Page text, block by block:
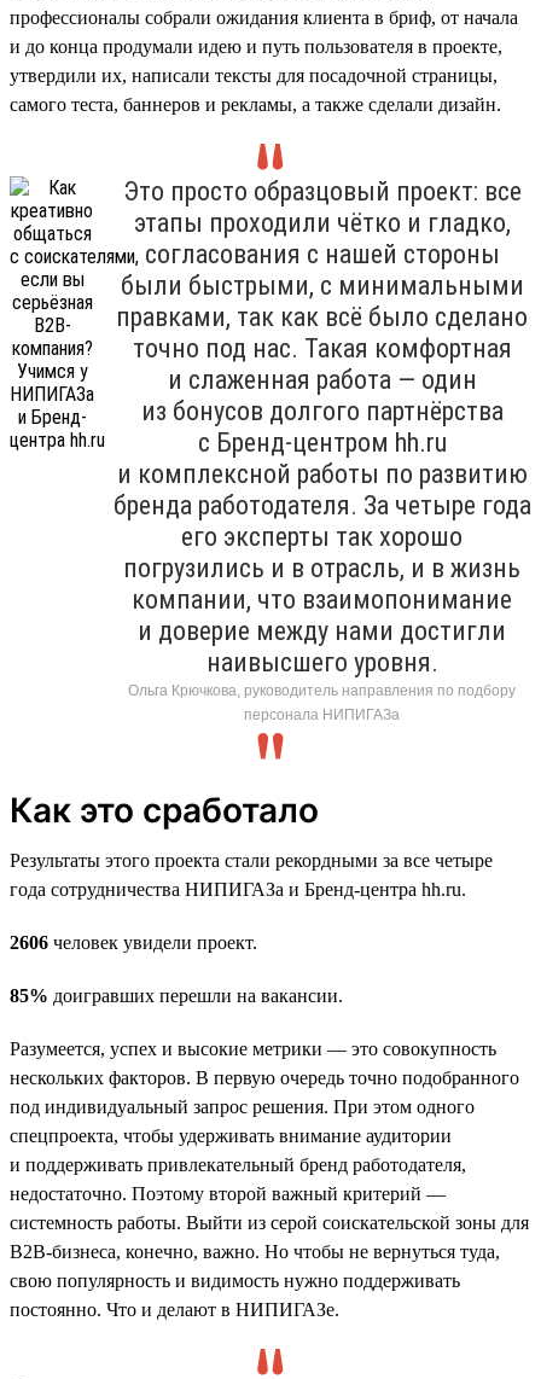
профессионалы собрали ожидания клиента в бриф, от начала
и до конца продумали идею и путь пользователя в проекте,
утвердили их, написали тексты для посадочной страницы,
самого теста, баннеров и рекламы, а также сделали дизайн.
Это просто образцовый проект: все
этапы проходили чётко и гладко,
согласования с нашей стороны
были быстрыми, с минимальными
правками, так как всё было сделано
точно под нас. Такая комфортная
и слаженная работа — один
из бонусов долгого партнёрства
с Бренд-центром hh.ru
и комплексной работы по развитию
бренда работодателя. За четыре года
его эксперты так хорошо
погрузились и в отрасль, и в жизнь
компании, что взаимопонимание
и доверие между нами достигли
наивысшего уровня.
Ольга Крючкова, руководитель направления по подбору
персонала НИПИГАЗа
Как это сработало
Результаты этого проекта стали рекордными за все четыре
года сотрудничества НИПИГАЗа и Бренд-центра hh.ru.
2606 человек увидели проект.
85% доигравших перешли на вакансии.
Разумеется, успех и высокие метрики — это совокупность
нескольких факторов. В первую очередь точно подобранного
под индивидуальный запрос решения. При этом одного
спецпроекта, чтобы удерживать внимание аудитории
и поддерживать привлекательный бренд работодателя,
недостаточно. Поэтому второй важный критерий —
системность работы. Выйти из серой соискательской зоны для
B2B-бизнеса, конечно, важно. Но чтобы не вернуться туда,
свою популярность и видимость нужно поддерживать
постоянно. Что и делают в НИПИГАЗе.